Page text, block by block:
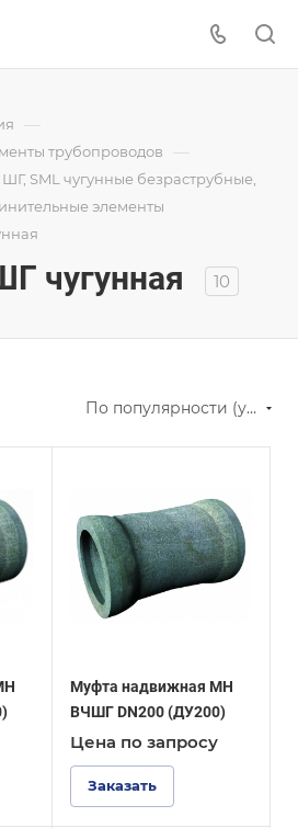
—
трубопроводов —
SML чугунные безраструбные,
элементы
чугунная 10
По популярности (убывание)
Муфта надвижная МН
ВЧШГ DN200 (ДУ200)
Цена по запросу
Заказать